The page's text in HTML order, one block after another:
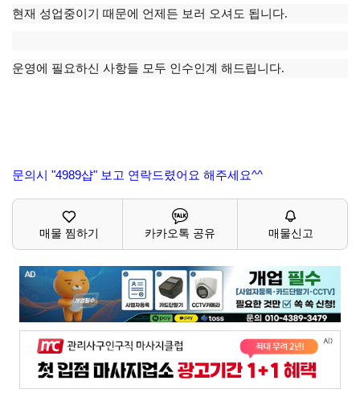
현재 성업중이기 때문에 언제든 보러 오셔도 됩니다.
운영에 필요하신 사항들 모두 인수인계 해드립니다.
문의시 "4989샵" 보고 연락드렸어요 해주세요^^
매물 찜하기 카카오톡 공유 매물신고